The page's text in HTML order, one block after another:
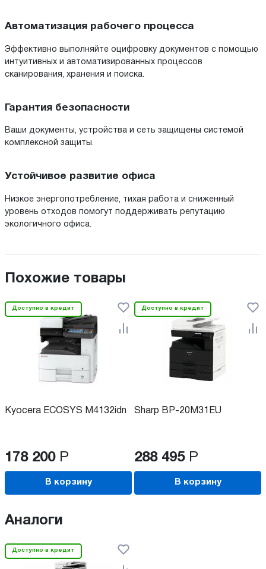
Автоматизация рабочего процесса
Эффективно выполняйте оцифровку документов с помощью
интуитивных и автоматизированных процессов
сканирования, хранения и поиска.
Гарантия безопасности
Ваши документы, устройства и сеть защищены системой
комплексной защиты.
Устойчивое развитие офиса
Низкое энергопотребление, тихая работа и сниженный
уровень отходов помогут поддерживать репутацию
экологичного офиса.
Похожие товары
Доступно в кредит
Kyocera ECOSYS M4132idn
178 200 Р
В корзину
Доступно в кредит
Sharp BP-20M31EU
288 495 Р
В корзину
Аналоги
Доступно в кредит